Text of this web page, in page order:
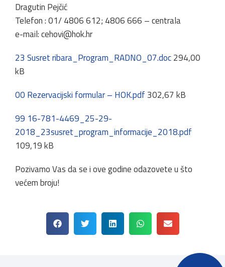
Dragutin Pejčić
Telefon : 01/ 4806 612; 4806 666 – centrala
e-mail:cehovi@hok.hr
23 Susret ribara_Program_RADNO_07.doc294,00
kB
00 Rezervacijski formular – HOK.pdf 302,67 kB
99 16-781-4469_25-29-
2018_23susret_program_informacije_2018.pdf
109,19 kB
Pozivamo Vas da se i ove godine odazovete u što
većem broju!